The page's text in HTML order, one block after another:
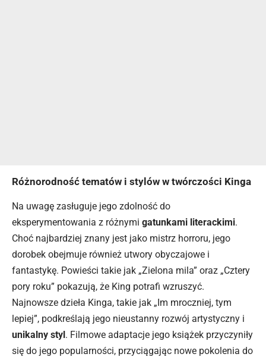
Różnorodność tematów i stylów w twórczości Kinga
Na uwagę zasługuje jego zdolność do
eksperymentowania z różnymi gatunkami literackimi.
Choć najbardziej znany jest jako mistrz horroru, jego
dorobek obejmuje również utwory obyczajowe i
fantastykę. Powieści takie jak „Zielona mila” oraz „Cztery
pory roku” pokazują, że King potrafi wzruszyć.
Najnowsze dzieła Kinga, takie jak „Im mroczniej, tym
lepiej”, podkreślają jego nieustanny rozwój artystyczny i
unikalny styl. Filmowe adaptacje jego książek przyczyniły
się do jego popularności, przyciągając nowe pokolenia do